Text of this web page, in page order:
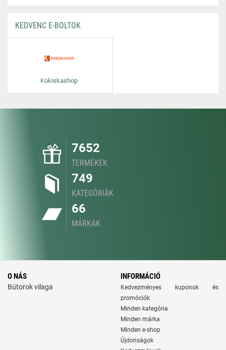
KEDVENC E-BOLTOK
Kokiskashop
7652
TERMÉKEK
749
KATEGÓRIÁK
66
MÁRKÁK
O NÁS
Bútorok vilaga
INFORMÁCIÓ
Kedvezményes kuponok és
promóciók
Minden kategória
Minden márka
Minden e-shop
Újdonságok